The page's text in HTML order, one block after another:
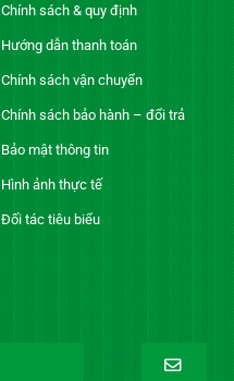
Chính sách & quy định
Hướng dẫn thanh toán
Chính sách vận chuyển
Chính sách bảo hành – đổi trả
Bảo mật thông tin
Hình ảnh thực tế
Đối tác tiêu biểu